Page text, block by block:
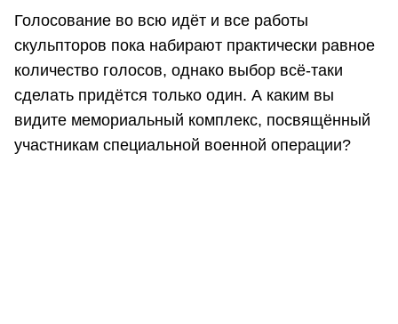
Голосование во всю идёт и все работы
скульпторов пока набирают практически равное
количество голосов, однако выбор всё-таки
сделать придётся только один. А каким вы
видите мемориальный комплекс, посвящённый
участникам специальной военной операции?